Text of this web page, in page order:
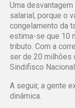
Uma
salarial, porque o
congelamento da
estima-se que 10
tributo. Com a
ser de 20 milhões
Sindifisco
A seguir, a gente
dinâmica.